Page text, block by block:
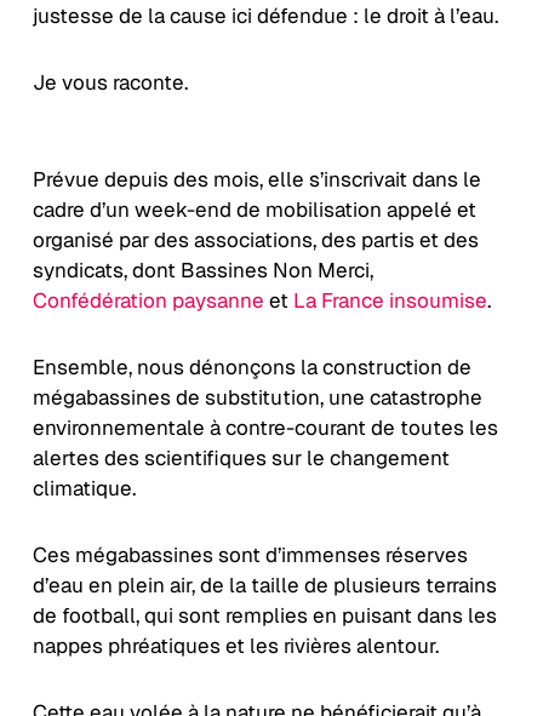
justesse de la cause ici défendue : le droit à l’eau.
Je vous raconte.
Prévue depuis des mois, elle s’inscrivait dans le
cadre d’un week-end de mobilisation appelé et
organisé par des associations, des partis et des
syndicats, dont Bassines Non Merci,
Confédération paysanne et La France insoumise.
Ensemble, nous dénonçons la construction de
mégabassines de substitution, une catastrophe
environnementale à contre-courant de toutes les
alertes des scientifiques sur le changement
climatique.
Ces mégabassines sont d’immenses réserves
d’eau en plein air, de la taille de plusieurs terrains
de football, qui sont remplies en puisant dans les
nappes phréatiques et les rivières alentour.